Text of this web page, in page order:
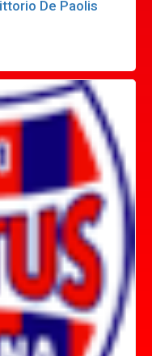
De Paolis